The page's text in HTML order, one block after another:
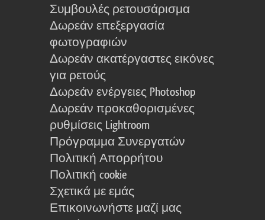
Συμβουλές ρετουσάρισμα
Δωρεάν επεξεργασία
φωτογραφιών
Δωρεάν ακατέργαστες εικόνες
για ρετούς
Δωρεάν ενέργειες Photoshop
Δωρεάν προκαθορισμένες
ρυθμίσεις Lightroom
Πρόγραμμα Συνεργατών
Πολιτική Απορρήτου
Πολιτική cookie
Σχετικά με εμάς
Επικοινωνήστε μαζί μας